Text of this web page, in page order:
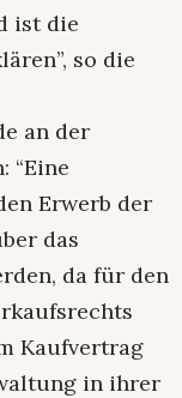
ist die
so die
an der
“Eine
Erwerb der
das
da für den
Kaufvertrag
in ihrer